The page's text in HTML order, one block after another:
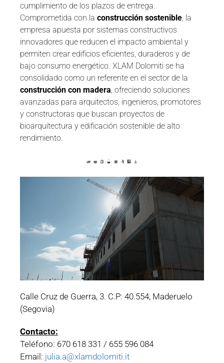
cumplimiento de los plazos de entrega.
Comprometida con la construcción sostenible , la
empresa apuesta por sistemas constructivos
innovadores que reducen el impacto ambiental y
permiten crear edificios eficientes, duraderos y de
bajo consumo energético. XLAM Dolomiti se ha
consolidado como un referente en el sector de la
construcción con madera , ofreciendo soluciones
avanzadas para arquitectos, ingenieros, promotores
y constructoras que buscan proyectos de
bioarquitectura y edificación sostenible de alto
rendimiento.
Calle Cruz de Guerra, 3. C.P: 40.554, Maderuelo
(Segovia)
Contacto:
Teléfono: 670 618 331 / 655 596 084
Email: julia.a@xlamdolomiti.it